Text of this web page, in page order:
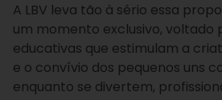
A LBV leva tão à sério essa
um momento exclusivo, voltado
educativas que estimulam a
e o convívio dos pequenos uns
enquanto se divertem,